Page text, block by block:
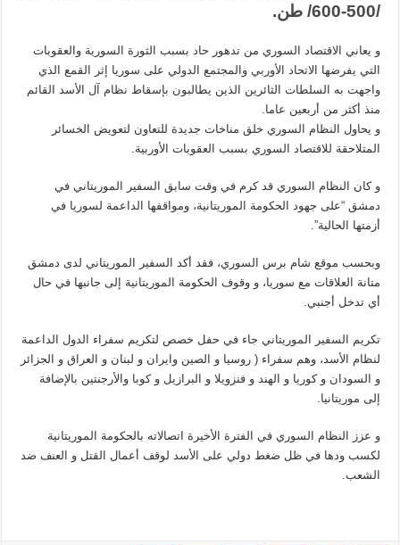
/500-600/ طن.
و يعاني الاقتصاد السوري من تدهور حاد بسبب الثورة السورية والعقوبات
التي يفرضها الاتحاد الأوربي والمجتمع الدولي على سوريا إثر القمع الذي
واجهت به السلطات الثائرين الذين يطالبون بإسقاط نظام آل الأسد القائم
منذ أكثر من أربعين عاما.
و يحاول النظام السوري خلق مناخات جديدة للتعاون لتعويض الخسائر
المتلاحقة للاقتصاد السوري بسبب العقوبات الأوربية.
و كان النظام السوري قد كرم في وقت سابق السفير الموريتاني في
دمشق “على جهود الحكومة الموريتانية، ومواقفها الداعمة لسوريا في
أزمتها الحالية”.
وبحسب موقع شام برس السوري، فقد أكد السفير الموريتاني لدى دمشق
متانة العلاقات مع سوريا، و وقوف الحكومة الموريتانية إلى جانبها في حال
أي تدخل أجنبي.
تكريم السفير الموريتاني جاء في حفل خصص لتكريم سفراء الدول الداعمة
لنظام الأسد، وهم سفراء ( روسيا و الصين وايران و لبنان و العراق و الجزائر
و السودان و كوريا و الهند و فنزويلا و البرازيل و كوبا والأرجنتين بالإضافة
إلى موريتانيا.
و عزز النظام السوري في الفترة الأخيرة اتصالاته بالحكومة الموريتانية
لكسب ودها في ظل ضغط دولي على الأسد لوقف أعمال القتل و العنف ضد
الشعب.